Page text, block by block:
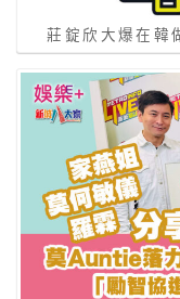
莊錠欣大爆在韓